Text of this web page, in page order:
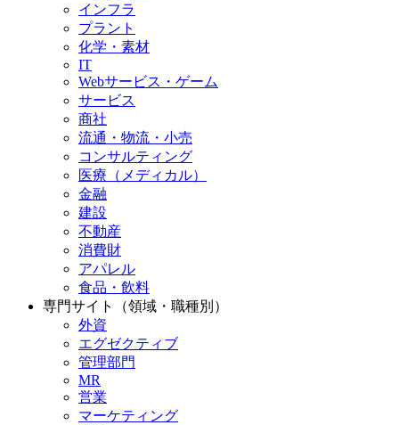
インフラ
プラント
化学・素材
IT
Webサービス・ゲーム
サービス
商社
流通・物流・小売
コンサルティング
医療（メディカル）
金融
建設
不動産
消費財
アパレル
食品・飲料
専門サイト（領域・職種別）
外資
エグゼクティブ
管理部門
MR
営業
マーケティング